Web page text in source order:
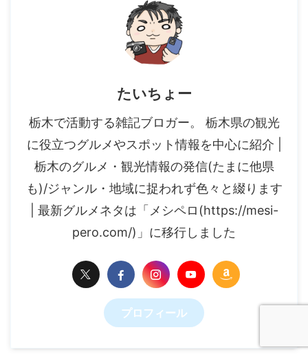
たいちょー
栃木で活動する雑記ブロガー。 栃木県の観光
に役立つグルメやスポット情報を中心に紹介 |
栃木のグルメ・観光情報の発信(たまに他県
も)/ジャンル・地域に捉われず色々と綴ります
| 最新グルメネタは「メシペロ(https://mesi-
pero.com/)」に移行しました
プロフィール